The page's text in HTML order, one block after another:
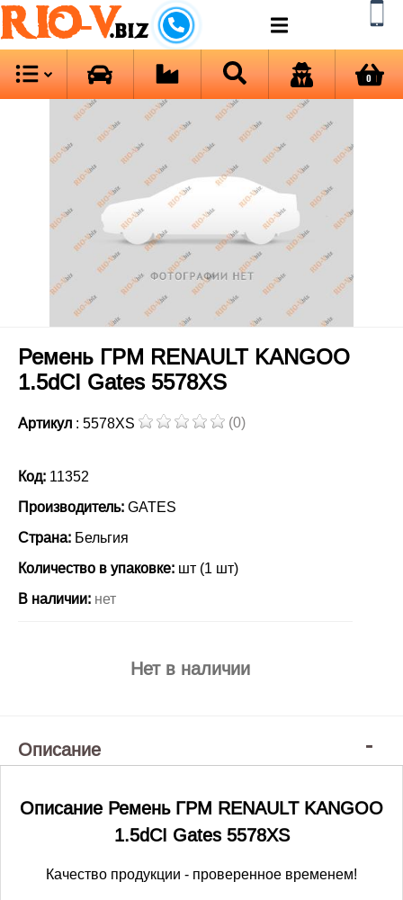
RIO-V.biz
0
Ремень ГРМ RENAULT KANGOO
1.5dCI Gates 5578XS
Артикул : 5578XS (0)
Код: 11352
Производитель: GATES
Страна: Бельгия
Количество в упаковке: шт (1 шт)
В наличии: нет
Нет в наличии
Описание
Описание Ремень ГРМ RENAULT KANGOO
1.5dCI Gates 5578XS
Качество продукции - проверенное временем!